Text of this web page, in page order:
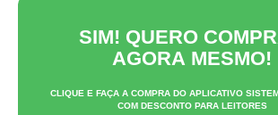
SIM! QUERO
AGORA MESMO!
CLIQUE E FAÇA A COMPRA DO APLICATIVO
COM DESCONTO PARA LEITORES